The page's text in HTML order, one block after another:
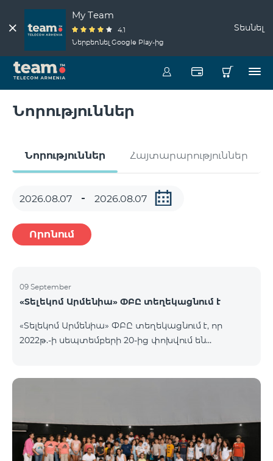
My Team
4.1
Ներբեռնել Google Play-ից
Տեսնել
Նորություններ
Նորություններ Հայտարարություններ
Որոնում
09 September
«Տելեկոմ Արմենիա» ՓԲԸ տեղեկացնում է
«Տելեկոմ Արմենիա» ՓԲԸ տեղեկացնում է, որ
2022թ.-ի սեպտեմբերի 20-ից փոխվում են
tariffs/archive/